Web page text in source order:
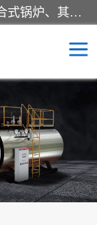
蒸汽锅炉：水管锅炉、火管锅炉、混合式锅炉、其他蒸汽锅炉； 热水锅炉：家用型集中供暖用热水锅炉、其他热水锅炉； 有机热载体锅炉； 船用蒸汽锅炉； （锅炉用辅助设备及装置）蒸汽冷凝器：表面冷凝器、混合式冷凝器、空冷式冷凝器、其他蒸汽冷凝器； 锅炉用辅助设备：节热器、蒸汽收集器、蓄能器、烟垢清除器、气体回收器、泥渣刮除器、空气预热器、其他锅炉用辅助设备；